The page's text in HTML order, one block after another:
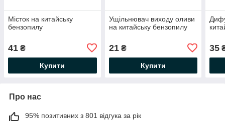
Місток на китайську
бензопилу
41 ₴
Купити
Ущільнювач виходу оливи
на китайську бензопилу
21₴
Купити
35
Про нас
95% позитивних з 801 відгука за рік